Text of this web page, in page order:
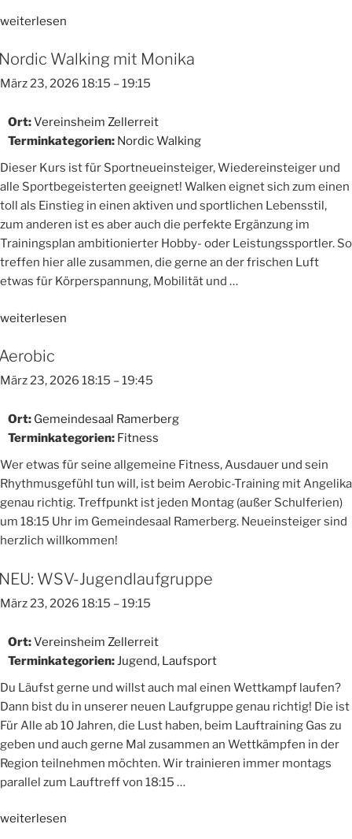
„Lauftreff“
weiterlesen
Walking mit Monika
März 23, 2026 18:15 –19:15
Ort:Vereinsheim Zellerreit
Terminkategorien: Nordic Walking
Dieser Kurs ist für Sportneueinsteiger, Wiedereinsteiger und
alle Sportbegeisterten geeignet! Walken eignet sich zum einen
toll als Einstieg in einen aktiven und sportlichen Lebensstil,
zum anderen ist es aber auch die perfekte Ergänzung im
Trainingsplan ambitionierter Hobby- oder Leistungssportler. So
treffen hier alle zusammen, die gerne an der frischen Luft
etwas für Körperspannung, Mobilität und …
„Nordic
mit
Monika“
weiterlesen
März 23, 2026 18:15 –19:45
Ort: Gemeindesaal Ramerberg
Terminkategorien: Fitness
Wer etwas für seine allgemeine Fitness, Ausdauer und sein
Rhythmusgefühl tun will, ist beim Aerobic-Training mit Angelika
genau richtig. Treffpunkt ist jeden Montag (außer Schulferien)
um 18:15 Uhr im Gemeindesaal Ramerberg. Neueinsteiger sind
herzlich willkommen!
WSV-Jugendlaufgruppe
März 23, 2026 18:15 –19:15
Ort:Vereinsheim Zellerreit
Terminkategorien: Jugend, Laufsport
Du Läufst gerne und willst auch mal einen Wettkampf laufen?
Dann bist du in unserer neuen Laufgruppe genau richtig! Die ist
Für Alle ab 10 Jahren, die Lust haben, beim Lauftraining Gas zu
geben und auch gerne Mal zusammen an Wettkämpfen in der
Region teilnehmen möchten. Wir trainieren immer montags
parallel zum Lauftreff von 18:15 …
„NEU:
weiterlesen